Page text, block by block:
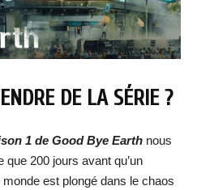
DE LA SÉRIE ?
1 de Good Bye Earth nous
que 200 jours avant qu’un
est plongé dans le chaos